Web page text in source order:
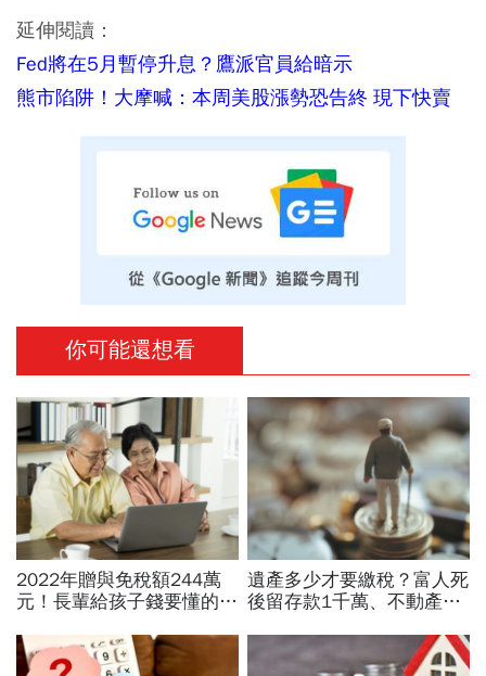
延伸閱讀：
Fed將在5月暫停升息？鷹派官員給暗示
熊市陷阱！大摩喊：本周美股漲勢恐告終 現下快賣
你可能還想看
2022年贈與免稅額244萬
元！長輩給孩子錢要懂的節
女1176萬元
遺產多少才要繳稅？富人死
後留存款1千萬、不動產5
稅也課不到